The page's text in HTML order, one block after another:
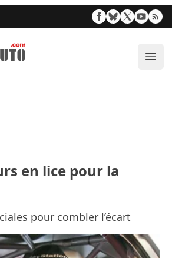
en lice pour la
pour combler l’écart